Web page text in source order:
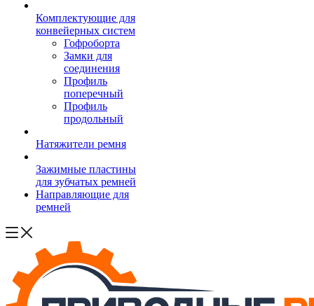
Комплектующие для
конвейерных систем
Гофроборта
Замки для
соединения
Профиль
поперечный
Профиль
продольный
Натяжители ремня
Зажимные пластины
для зубчатых ремней
Направляющие для
ремней